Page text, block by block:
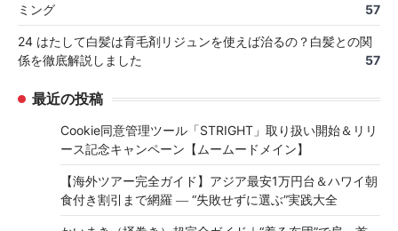
ミング
57
24 はたして白髪は育毛剤リジュンを使えば治るの？白髪との関
係を徹底解説しました
57
最近の投稿
Cookie同意管理ツール「STRIGHT」取り扱い開始＆リリ
ース記念キャンペーン【ムームードメイン】
【海外ツアー完全ガイド】アジア最安1万円台＆ハワイ朝
食付き割引まで網羅 ― “失敗せずに選ぶ”実践大全